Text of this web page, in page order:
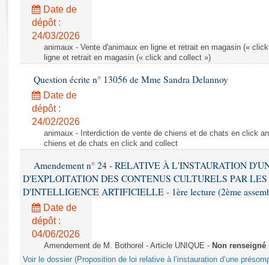
Rapports législatifs
Rapports sur l'application des lois
Baromètre de l’application des lois
Dossiers législatifs
Budget et sécurité sociale
Questions écrites et orales
Comptes rendus des débats
Date de
dépôt :
24/03/2026
animaux - Vente d'animaux en ligne et retrait en magasin («
ligne et retrait en magasin (« click and collect »)
Question écrite n° 13056 de Mme Sandra Delannoy
Date de
dépôt :
24/02/2026
animaux - Interdiction de vente de chiens et de chats en click
chiens et de chats en click and collect
Amendement n° 24 - RELATIVE À L'INSTAURATION
D'EXPLOITATION DES CONTENUS CULTURELS PAR LES
D'INTELLIGENCE ARTIFICIELLE - 1ère lecture (2ème
Date de
dépôt :
04/06/2026
Amendement de M. Bothorel - Article UNIQUE - Non renseigné
Voir le dossier (Proposition de loi relative à l’instauration d’une